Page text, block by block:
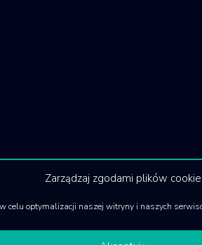
Zarządzaj zgodami plików cookie
celu optymalizacji naszej witryny i naszych